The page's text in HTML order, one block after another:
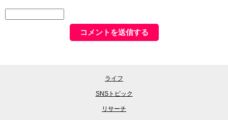
ライフ
SNSトピック
リサーチ